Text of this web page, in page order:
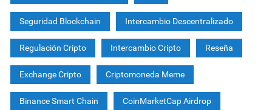
Seguridad Blockchain Intercambio Descentralizado
Regulación Cripto Intercambio Cripto Reseña
Exchange Cripto Criptomoneda Meme
Binance Smart Chain CoinMarketCap Airdrop